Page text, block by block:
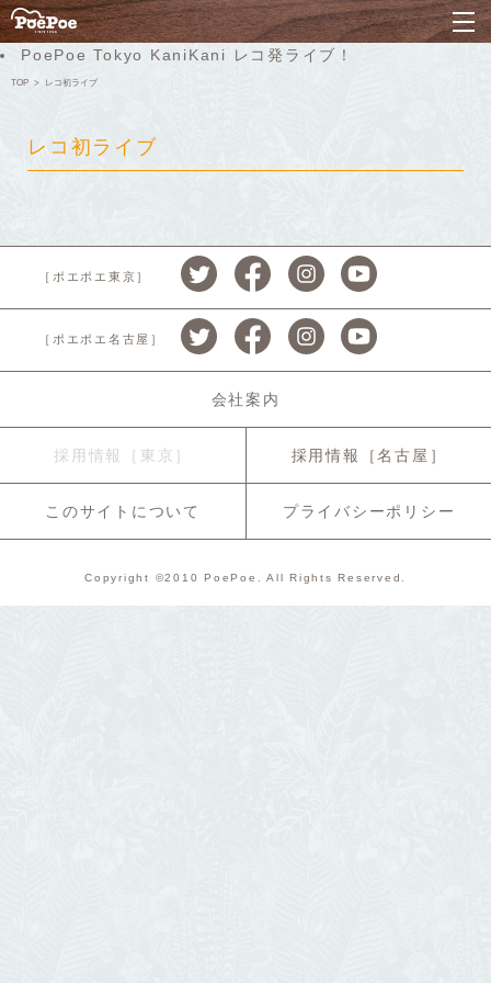
ナ
PoePoe Tokyo KaniKani レコ発ライブ！
TOP レコ初ライブ
レコ初ライブ
［ポエポエ東京］
［ポエポエ名古屋］
会社案内
採用情報［東京］ 採用情報［名古屋］
このサイトについて プライバシーポリシー
Copyright ©2010 PoePoe. All Rights Reserved.